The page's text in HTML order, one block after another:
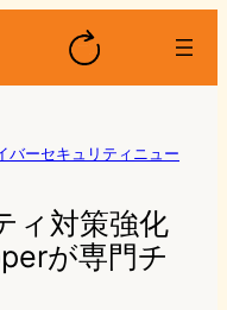
バーセキュリティニュー
ィ対策強化
が専門チ